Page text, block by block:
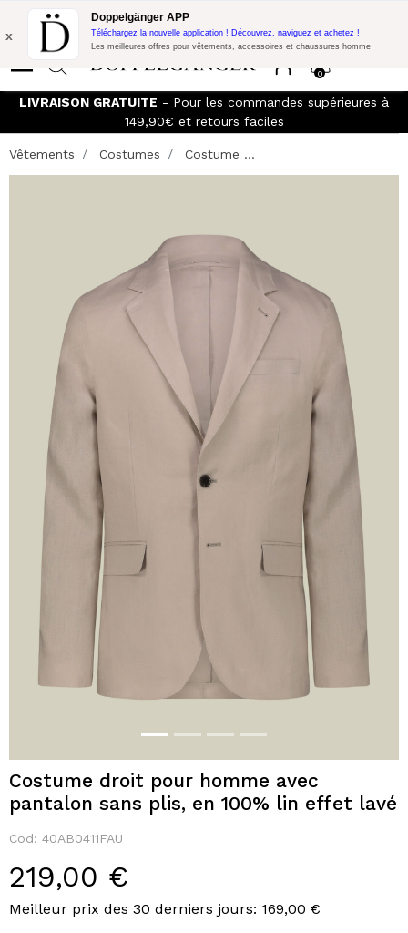
Promo Flash: 10% de réduction supplémentaire sur 300€ d'achat
avec le code:
0
x
Doppelgänger APP
Téléchargez la nouvelle application ! Découvrez, naviguez et achetez !
Les meilleures offres pour vêtements, accessoires et chaussures homme
LIVRAISON GRATUITE - Pour les commandes supérieures à
149,90€ et retours faciles
Vêtements Costumes Costume ...
Costume droit pour homme avec
pantalon sans plis, en 100% lin effet lavé
Cod: 40AB0411FAU
219,00 €
Meilleur prix des 30 derniers jours: 169,00 €